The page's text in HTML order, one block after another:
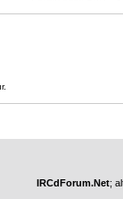
IRCdForum.Net;